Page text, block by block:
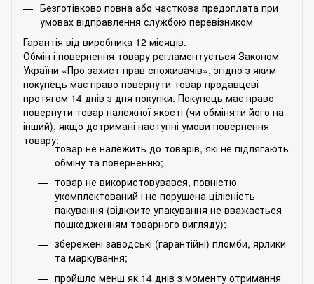
Безготівково повна або часткова предоплата при
умовах відправлення службою перевізником
Гарантія від виробника 12 місяців.
Обмін і повернення товару регламентується Законом
України «Про захист прав споживачів», згідно з яким
покупець має право повернути товар продавцеві
протягом 14 днів з дня покупки. Покупець має право
повернути товар належної якості (чи обміняти його на
інший), якщо дотримані наступні умови повернення
товару:
товар не належить до товарів, які не підлягають
обміну та поверненню;
товар не використовувався, повністю
укомплектований і не порушена цілісність
пакування (відкрите упакування не вважається
пошкодженням товарного вигляду);
збережені заводські (гарантійні) пломби, ярлики
та маркування;
пройшло менш як 14 днів з моменту отримання